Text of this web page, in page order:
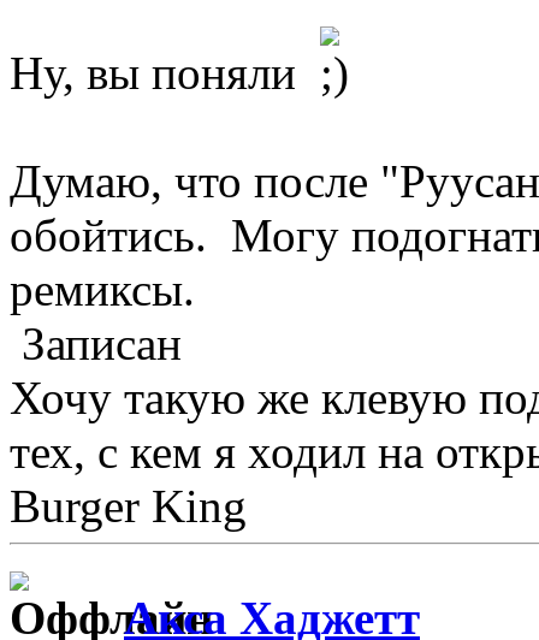
Ну, вы поняли
Думаю, что после
обойтись. Могу
ремиксы.
Записан
Хочу такую же клевую
тех, с кем я ходил на
Burger King
Акса Хаджетт